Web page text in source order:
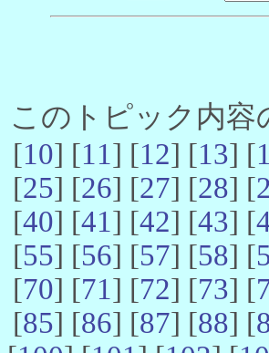
このトピック内容
[10] [11] [12] [13] [
[25] [26] [27] [28] [
[40] [41] [42] [43] [
[55] [56] [57] [58] [
[70] [71] [72] [73] [
[85] [86] [87] [88] [